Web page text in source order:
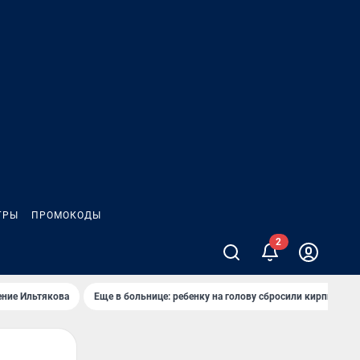
ПРОМОКОДЫ
Ильтякова Еще в больнице: ребенку на голову сбросили кирпич